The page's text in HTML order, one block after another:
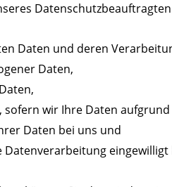
Daten und deren
Daten,
wir Ihre Daten
Daten bei uns und